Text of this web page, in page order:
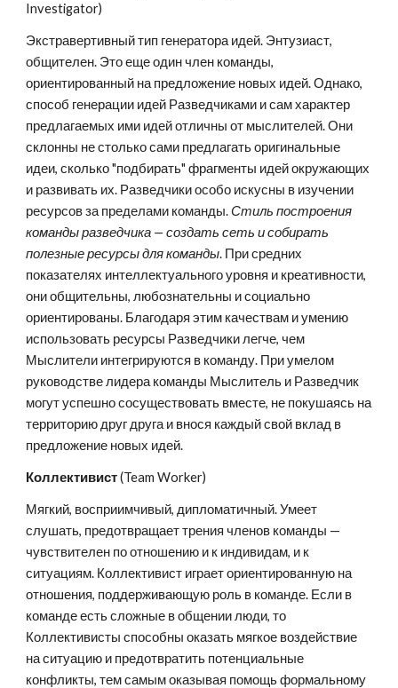
Investigator)
Экстравертивный тип генератора идей. Энтузиаст,
общителен. Это еще один член команды,
ориентированный на предложение новых идей. Однако,
способ генерации идей Разведчиками и сам характер
предлагаемых ими идей отличны от мыслителей. Они
склонны не столько сами предлагать оригинальные
идеи, сколько "подбирать" фрагменты идей окружающих
и развивать их. Разведчики особо искусны в изучении
ресурсов за пределами команды. Стиль построения
команды разведчика — создать сеть и собирать
полезные ресурсы для команды. При средних
показателях интеллектуального уровня и креативности,
они общительны, любознательны и социально
ориентированы. Благодаря этим качествам и умению
использовать ресурсы Разведчики легче, чем
Мыслители интегрируются в команду. При умелом
руководстве лидера команды Мыслитель и Разведчик
могут успешно сосуществовать вместе, не покушаясь на
территорию друг друга и внося каждый свой вклад в
предложение новых идей.
Коллективист (Team Worker)
Мягкий, восприимчивый, дипломатичный. Умеет
слушать, предотвращает трения членов команды —
чувствителен по отношению и к индивидам, и к
ситуациям. Коллективист играет ориентированную на
отношения, поддерживающую роль в команде. Если в
команде есть сложные в общении люди, то
Коллективисты способны оказать мягкое воздействие
на ситуацию и предотвратить потенциальные
конфликты, тем самым оказывая помощь формальному